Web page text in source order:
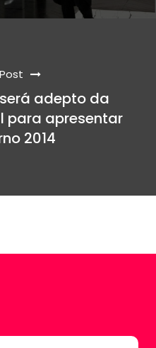
adepto da
apresentar
2014